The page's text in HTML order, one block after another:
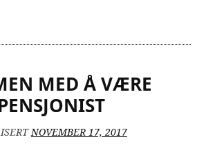
MED Å VÆRE
NOVEMBER 17, 2017